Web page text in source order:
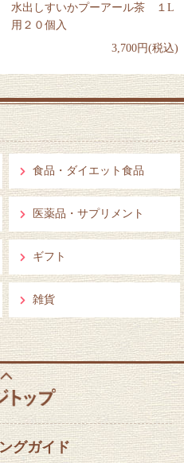
水出しすいかプーアール茶 １L
用２０個入
3,700円(税込)
食品・ダイエット食品
医薬品・サプリメント
ギフト
雑貨
グガイド